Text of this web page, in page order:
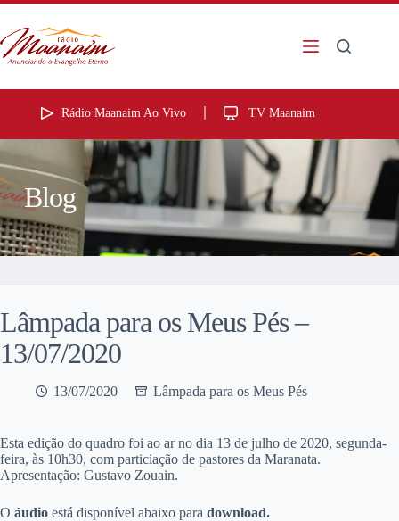
Rádio Maanaim Ao Vivo TV Maanaim
Blog
Lâmpada para os Meus Pés –
13/07/2020
13/07/2020 Lâmpada para os Meus Pés
Esta edição do quadro foi ao ar no dia 13 de julho de 2020, segunda-
feira, às 10h30, com particiação de pastores da Maranata.
Apresentação: Gustavo Zouain.
O áudio está disponível abaixo para download.